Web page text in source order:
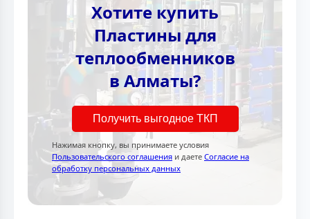
Хотите купить
Пластины для
теплообменников
в Алматы?
Получить выгодное ТКП
Нажимая кнопку, вы принимаете условия
Пользовательского соглашения и даете Согласие на
обработку персональных данных